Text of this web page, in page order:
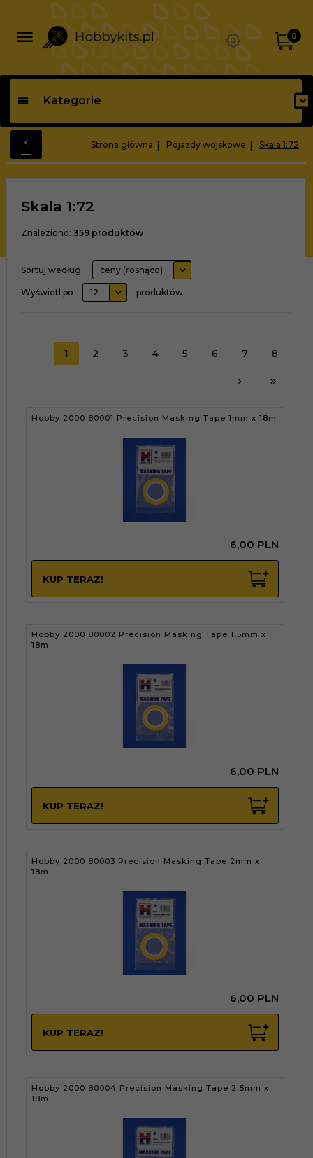
0
Kategorie
Strona główna Pojazdy wojskowe Skala 1:72
Skala 1:72
Znaleziono: 359 produktów
Sortuj według: ceny (rosnąco)
Wyświetl po 12 produktów
1 2 3 4 5 6 7 8
Hobby 2000 80001 Precision Masking Tape 1mm x 18m
6,00 PLN
KUP TERAZ!
Hobby 2000 80002 Precision Masking Tape 1,5mm x
18m
6,00 PLN
KUP TERAZ!
Hobby 2000 80003 Precision Masking Tape 2mm x
18m
6,00 PLN
KUP TERAZ!
Hobby 2000 80004 Precision Masking Tape 2,5mm x
18m